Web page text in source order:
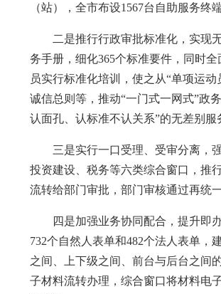
（站），全市布设1567台自助服务
二是推行行政审批标准化，实现无
务手册，细化365个标准要件，同时
员实行标准化培训，使之从“单项运
诚信总则等，推动“一门式一网式”政
认面孔、认标准不认关系”的无差别服
三是实行一口受理、受审分离，强
投资建设、税务等六类综合窗口，推
流转给部门审批，部门审核通过再统
四是加强业务协同配合，提升即办
732个自然人表单和482个法人表单
之间、上下级之间、前台与后台之间
子材料流转办理，综合窗口将材料电